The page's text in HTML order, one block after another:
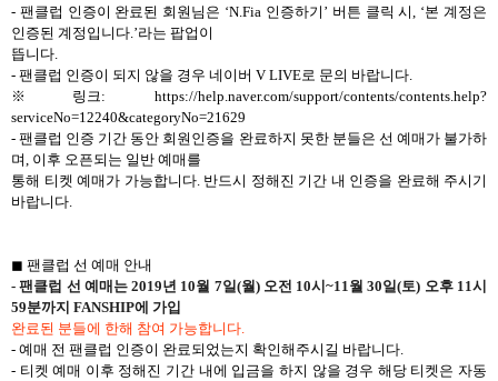
- 팬클럽 인증이 완료된 회원님은 ‘N.Fia 인증하기’ 버튼 클릭 시, ‘본 계정은
인증된 계정입니다.’라는 팝업이
뜹니다.
- 팬클럽 인증이 되지 않을 경우 네이버 V LIVE로 문의 바랍니다.
※링크: https://help.naver.com/support/contents/contents.help?
serviceNo=12240&categoryNo=21629
- 팬클럽 인증 기간 동안 회원인증을 완료하지 못한 분들은 선 예매가 불가하
며, 이후 오픈되는 일반 예매를
통해 티켓 예매가 가능합니다. 반드시 정해진 기간 내 인증을 완료해 주시기
바랍니다.
◼ 팬클럽 선 예매 안내
- 팬클럽 선 예매는 2019년 10월 7일(월) 오전 10시~11월 30일(토) 오후 11시
59분까지 FANSHIP에 가입
완료된 분들에 한해 참여 가능합니다.
- 예매 전 팬클럽 인증이 완료되었는지 확인해주시길 바랍니다.
- 티켓 예매 이후 정해진 기간 내에 입금을 하지 않을 경우 해당 티켓은 자동